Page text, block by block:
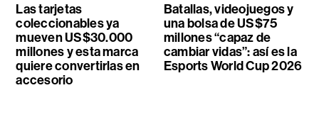
Las tarjetas
coleccionables ya
mueven US$30.000
millones y esta marca
quiere convertirlas en
accesorio
Batallas, videojuegos y
una bolsa de US$75
millones “capaz de
cambiar vidas”: así es la
Esports World Cup 2026